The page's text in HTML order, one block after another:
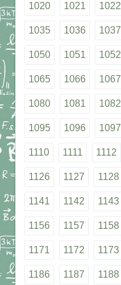
1020 1021 1022
1035 1036 1037
1050 1051 1052
1065 1066 1067
1080 1081 1082
1095 1096 1097
1110 1111 1112
1126 1127 1128
1141 1142 1143
1156 1157 1158
1171 1172 1173
1186 1187 1188